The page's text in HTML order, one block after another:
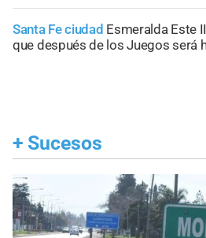
Santa Fe ciudad Esmeralda Este
que después de los Juegos será
+ Sucesos